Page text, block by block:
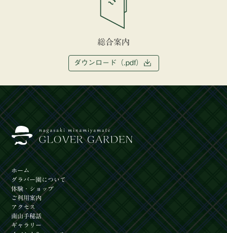
総合案内
ダウンロード（.pdf）
ホーム
グラバー園 について
体験・ショップ
ご利用案内
アクセス
南山手秘話
ギャラリー